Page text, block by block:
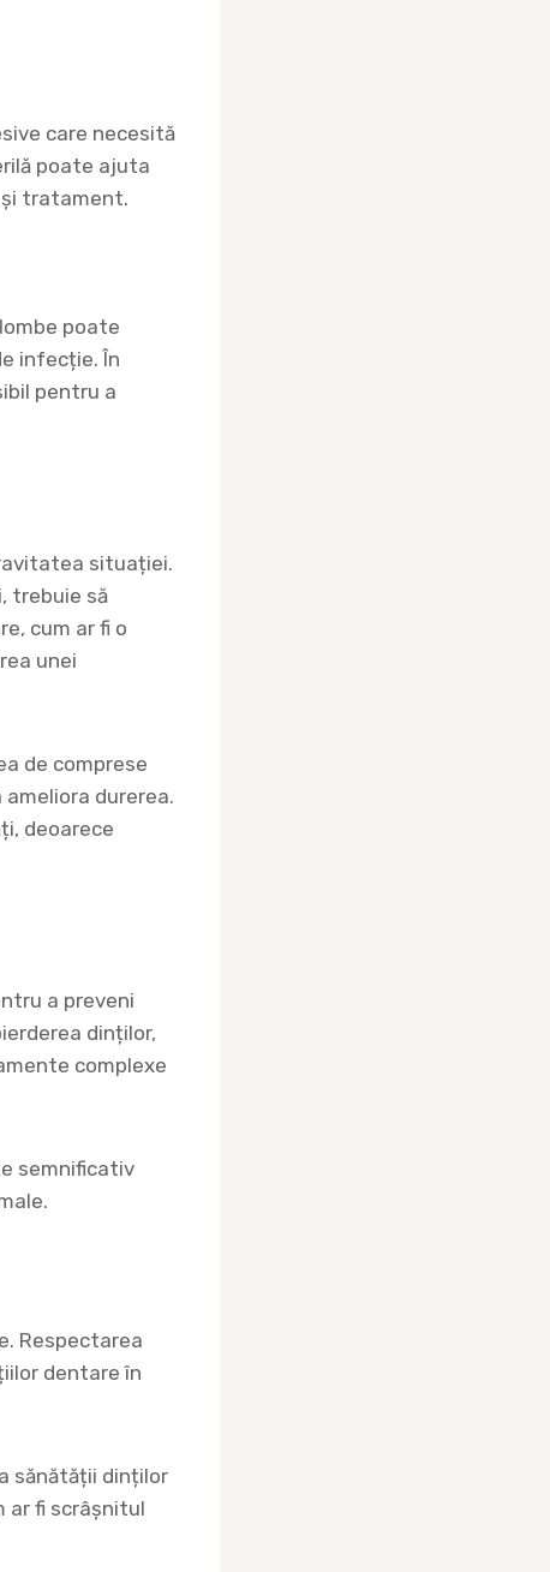
care necesită
poate ajuta
și tratament.
poate
infecție. În
pentru a
situației.
trebuie să
cum ar fi o
unei
de comprese
durerea.
deoarece
a preveni
dinților,
complexe
semnificativ
Respectarea
dentare în
sănătății dinților
ar fi scrâșnitul